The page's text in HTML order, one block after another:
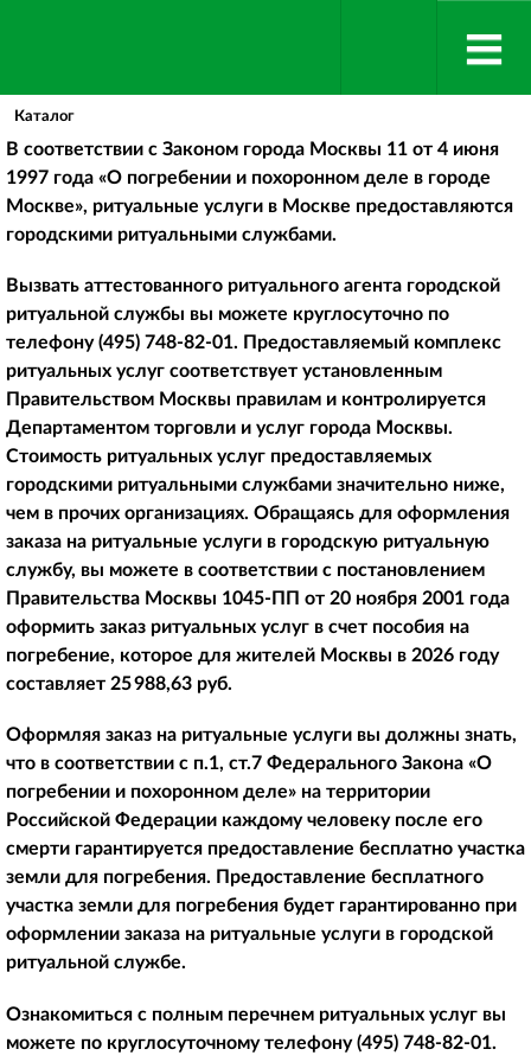
Каталог
В соответствии с Законом города Москвы 11 от 4 июня
1997 года «О погребении и похоронном деле в городе
Москве», ритуальные услуги в Москве предоставляются
городскими ритуальными службами.
Вызвать аттестованного ритуального агента городской
ритуальной службы вы можете круглосуточно по
телефону(495) 748-82-01. Предоставляемый комплекс
ритуальных услуг соответствует установленным
Правительством Москвы правилам и контролируется
Департаментом торговли и услуг города Москвы.
Стоимость ритуальных услуг предоставляемых
городскими ритуальными службами значительно ниже,
чем в прочих организациях. Обращаясь для оформления
заказа на ритуальные услуги в городскую ритуальную
службу, вы можете в соответствии с постановлением
Правительства Москвы 1045-ПП от 20 ноября 2001 года
оформить заказ ритуальных услуг в счет пособия на
погребение, которое для жителей Москвы в 2026 году
составляет 25 988,63 руб.
Оформляя заказ на ритуальные услуги вы должны знать,
что в соответствии с п.1, ст.7 Федерального Закона «О
погребении и похоронном деле» на территории
Российской Федерации каждому человеку после его
смерти гарантируется предоставление бесплатно участка
земли для погребения. Предоставление бесплатного
участка земли для погребения будет гарантированно при
оформлении заказа на ритуальные услуги в городской
ритуальной службе.
Ознакомиться с полным перечнем ритуальных услуг вы
можете по круглосуточному телефону(495) 748-82-01.